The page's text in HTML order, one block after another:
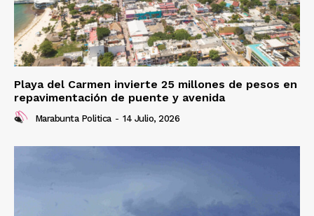
Playa del Carmen invierte 25 millones de pesos en
repavimentación de puente y avenida
Marabunta Politica - 14 Julio, 2026